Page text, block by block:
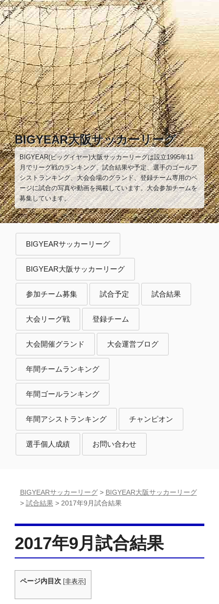
コ
ン
テ
ン
ツ
へ
ス
キ
ッ
プ
BIGYEAR大阪サッカーリーグ
BIGYEAR(ビッグイヤー)大阪サッカーリーグは設立1995年11
月でリーグ戦のランキング、試合結果や予定、選手のゴールア
シストランキング、大会会場のグランド、登録チーム専用のペ
ージに試合の写真や動画を掲載しています。大会参加チームを
募集しています。
BIGYEARサッカーリーグ
BIGYEAR大阪サッカーリーグ
参加チーム募集 試合予定 試合結果
大会リーグ戦 登録チーム
大会開催グランド 大会運営ブログ
年間チームランキング
年間ゴールランキング
年間アシストランキング チャンピオン
選手個人成績 お問い合わせ
BIGYEARサッカーリーグ> BIGYEAR大阪サッカーリーグ
> 試合結果 > 2017年9月試合結果
2017年9月試合結果
ページ内目次 [非表示]